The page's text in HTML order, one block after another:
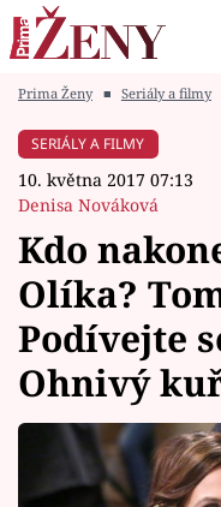
Módní alarm
Témata
Celebrity
Vztahy
Seriály
Prima Ženy ■ Seriály a filmy
SERIÁLY A FILMY
10. května 2017 07:13
Denisa Nováková
Kdo
Olíka?
Podívejte
Ohnivý